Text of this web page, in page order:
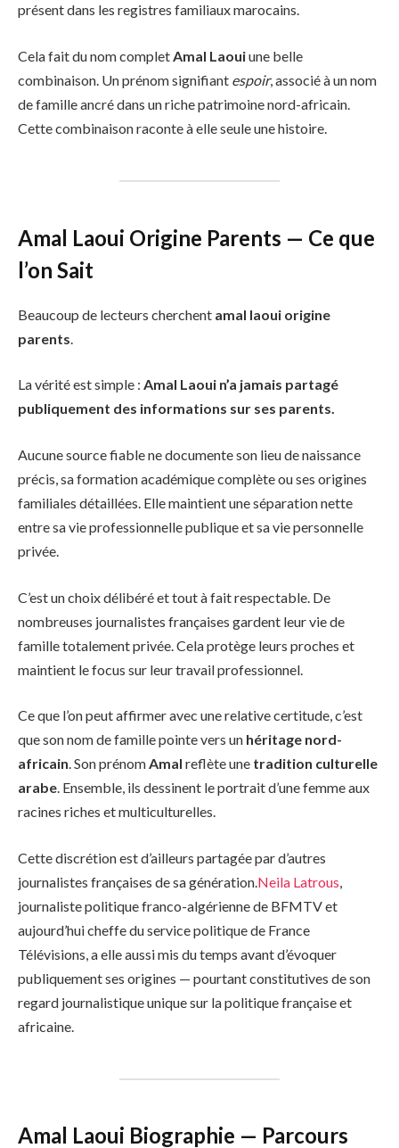
présent dans les registres familiaux marocains.
Cela fait du nom completAmal Laouiune belle
combinaison. Un prénom signifiant espoir, associé à un nom
de famille ancré dans un riche patrimoine nord-africain.
Cette combinaison raconte à elle seule une histoire.
Amal Laoui Origine Parents — Ce que
l’on Sait
Beaucoup de lecteurs cherchent amal laoui origine
parents
La vérité est simple : Amal Laoui n’a jamais partagé
publiquement des informations sur ses parents.
Aucune source fiable ne documente son lieu de naissance
précis, sa formation académique complète ou ses origines
familiales détaillées. Elle maintient une séparation nette
entre sa vie professionnelle publique et sa vie personnelle
privée.
C’est un choix délibéré et tout à fait respectable. De
nombreuses journalistes françaises gardent leur vie de
famille totalement privée. Cela protège leurs proches et
maintient le focus sur leur travail professionnel.
Ce que l’on peut affirmer avec une relative certitude, c’est
que son nom de famille pointe vers un héritage nord-
africain. Son prénomAmal reflète une tradition culturelle
arabe. Ensemble, ils dessinent le portrait d’une femme aux
racines riches et multiculturelles.
Cette discrétion est d’ailleurs partagée par d’autres
journalistes françaises de sa génération. Neila Latrous
journaliste politique franco-algérienne de BFMTV et
aujourd’hui cheffe du service politique de France
Télévisions, a elle aussi mis du temps avant d’évoquer
publiquement ses origines — pourtant constitutives de son
regard journalistique unique sur la politique française et
africaine.
Amal Laoui Biographie — Parcours